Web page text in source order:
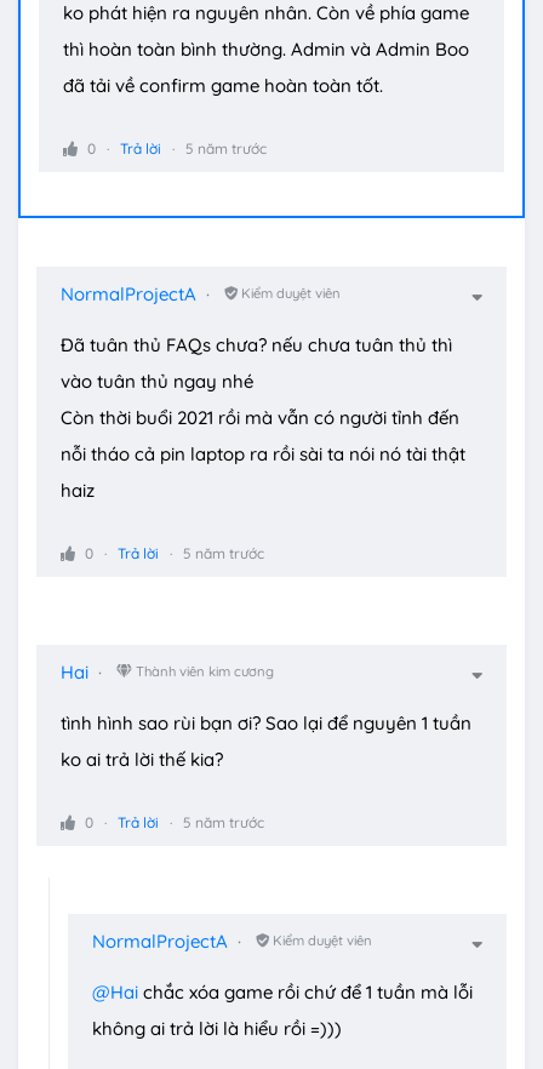
ko phát hiện ra nguyên nhân. Còn về phía game
thì hoàn toàn bình thường. Admin và Admin Boo
đã tải về confirm game hoàn toàn tốt.
0 Trả lời 5 năm trước
NormalProjectA Kiểm duyệt viên
Đã tuân thủ FAQs chưa? nếu chưa tuân thủ thì
vào tuân thủ ngay nhé
Còn thời buổi 2021 rồi mà vẫn có người tỉnh đến
nỗi tháo cả pin laptop ra rồi sài ta nói nó tài thật
haiz
0 Trả lời 5 năm trước
Hai Thành viên kim cương
tình hình sao rùi bạn ơi? Sao lại để nguyên 1 tuần
ko ai trả lời thế kia?
0 Trả lời 5 năm trước
NormalProjectA Kiểm duyệt viên
@Hai chắc xóa game rồi chứ để 1 tuần mà lỗi
không ai trả lời là hiểu rồi =)))